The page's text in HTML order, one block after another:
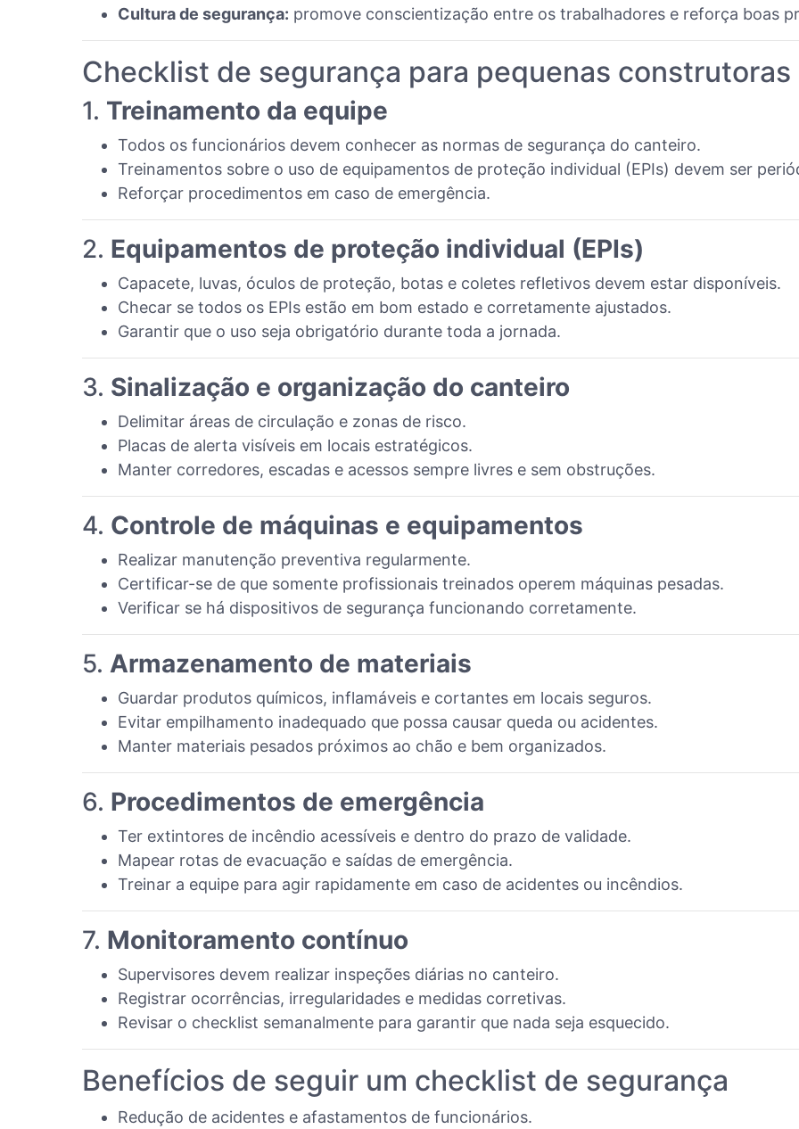
Cultura de segurança: promove conscientização entre os trabalhadores e reforça boas
Checklist de segurança para pequenas construtoras
1. Treinamento da equipe
Todos os funcionários devem conhecer as normas de segurança do canteiro.
Treinamentos sobre o uso de equipamentos de proteção individual (EPIs) devem ser
Reforçar procedimentos em caso de emergência.
2. Equipamentos de proteção individual (EPIs)
Capacete, luvas, óculos de proteção, botas e coletes refletivos devem estar disponíveis.
Checar se todos os EPIs estão em bom estado e corretamente ajustados.
Garantir que o uso seja obrigatório durante toda a jornada.
3. Sinalização e organização do canteiro
Delimitar áreas de circulação e zonas de risco.
Placas de alerta visíveis em locais estratégicos.
Manter corredores, escadas e acessos sempre livres e sem obstruções.
4. Controle de máquinas e equipamentos
Realizar manutenção preventiva regularmente.
Certificar-se de que somente profissionais treinados operem máquinas pesadas.
Verificar se há dispositivos de segurança funcionando corretamente.
5. Armazenamento de materiais
Guardar produtos químicos, inflamáveis e cortantes em locais seguros.
Evitar empilhamento inadequado que possa causar queda ou acidentes.
Manter materiais pesados próximos ao chão e bem organizados.
6. Procedimentos de emergência
Ter extintores de incêndio acessíveis e dentro do prazo de validade.
Mapear rotas de evacuação e saídas de emergência.
Treinar a equipe para agir rapidamente em caso de acidentes ou incêndios.
7. Monitoramento contínuo
Supervisores devem realizar inspeções diárias no canteiro.
Registrar ocorrências, irregularidades e medidas corretivas.
Revisar o checklist semanalmente para garantir que nada seja esquecido.
Benefícios de seguir um checklist de segurança
Redução de acidentes e afastamentos de funcionários.